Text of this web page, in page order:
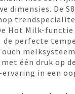
dimensies. De
Hot Milk-
perfecte
één druk op
in een